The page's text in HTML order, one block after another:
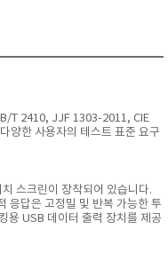
T 2410, JJF 1303-2011, CIE
양한 사용자의 테스트 표준 요구
스크린이 장착되어 있습니다.
응답은 고정밀 및 반복 가능한 투
용 USB 데이터 출력 장치를 제공